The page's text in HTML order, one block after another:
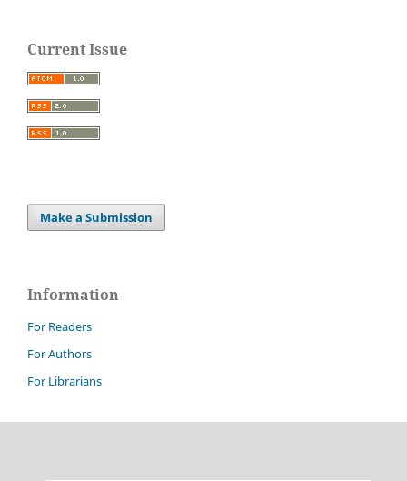
Current Issue
Make a Submission
Information
For Readers
For Authors
For Librarians